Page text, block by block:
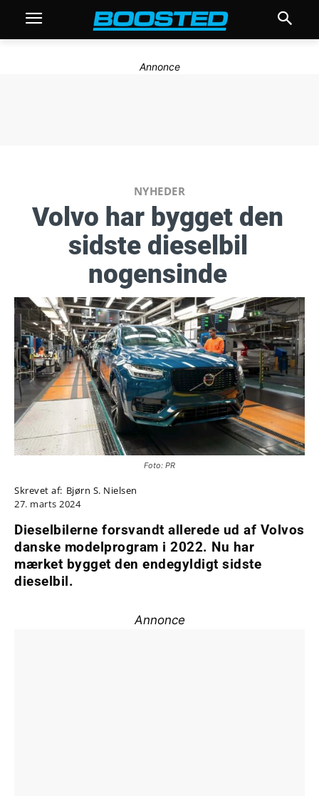
Annonce
NYHEDER
Volvo har bygget den
sidste dieselbil
nogensinde
Foto: PR
Skrevet af: Bjørn S. Nielsen
27. marts 2024
Dieselbilerne forsvandt allerede ud af Volvos
danske modelprogram i 2022. Nu har
mærket bygget den endegyldigt sidste
dieselbil.
Annonce